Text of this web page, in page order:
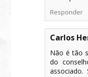
Responder
Carlos
Não é tão
do